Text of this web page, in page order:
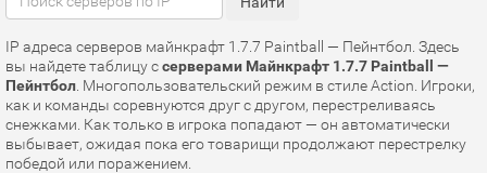
IP адреса серверов майнкрафт 1.7.7 Paintball — Пейнтбол. Здесь
вы найдете таблицу ссерверами Майнкрафт 1.7.7 Paintball —
Пейнтбол . Многопользовательский режим в стиле Action. Игроки,
как и команды соревнуются друг с другом, перестреливаясь
снежками. Как только в игрока попадают — он автоматически
выбывает, ожидая пока его товарищи продолжают перестрелку
победой или поражением.